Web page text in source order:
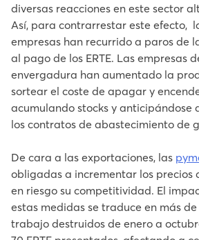
diversas reacciones en este sector
Así, para contrarrestar este efecto,
empresas han recurrido a paros de
al pago de los ERTE. Las empresas
envergadura han aumentado la
sortear el coste de apagar y
acumulando stocks y anticipándose
los contratos de abastecimiento de
De cara a las exportaciones, las
obligadas a incrementar los precios
en riesgo su competitividad. El
estas medidas se traduce en más
trabajo destruidos de enero a